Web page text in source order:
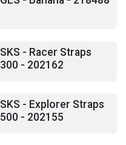
SKS - Racer Straps
300 - 202162
SKS - Explorer Straps
500 - 202155